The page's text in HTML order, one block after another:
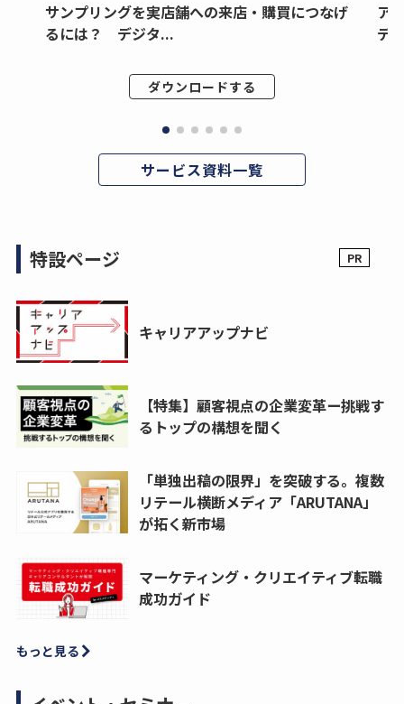
サンプリングを実店舗への来店・購買につなげ
るには？ デジタ...
ダウンロードする
ア
デ
サービス資料一覧
特設ページ
キャリアアップナビ
【特集】顧客視点の企業変革ー挑戦す
るトップの構想を聞く
「単独出稿の限界」を突破する。複数
リテール横断メディア「ARUTANA」
が拓く新市場
マーケティング・クリエイティブ転職
成功ガイド
もっと見る